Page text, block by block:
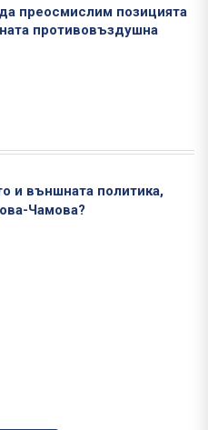
преосмислим позицията
противовъздушна
и външната политика,
Чамова?